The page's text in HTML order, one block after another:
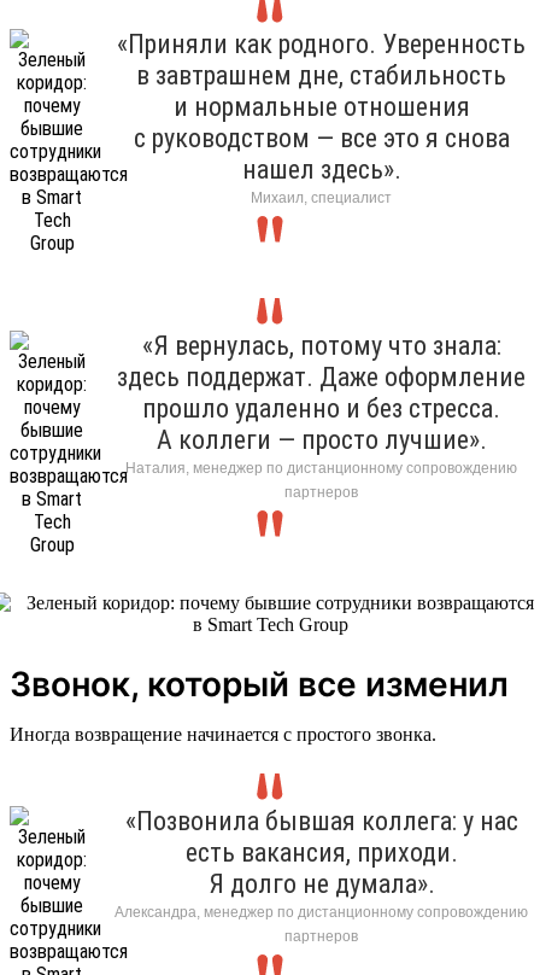
«Приняли как родного. Уверенность
в завтрашнем дне, стабильность
и нормальные отношения
с руководством — все это я снова
нашел здесь».
Михаил, специалист
«Я вернулась, потому что знала:
здесь поддержат. Даже оформление
прошло удаленно и без стресса.
А коллеги — просто лучшие».
Наталия, менеджер по дистанционному сопровождению
партнеров
Звонок, который все изменил
Иногда возвращение начинается с простого звонка.
«Позвонила бывшая коллега: у нас
есть вакансия, приходи.
Я долго не думала».
Александра, менеджер по дистанционному сопровождению
партнеров